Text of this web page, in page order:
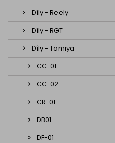
Díly - Reely
Díly - RGT
Díly - Tamiya
CC-01
CC-02
CR-01
DB01
DF-01